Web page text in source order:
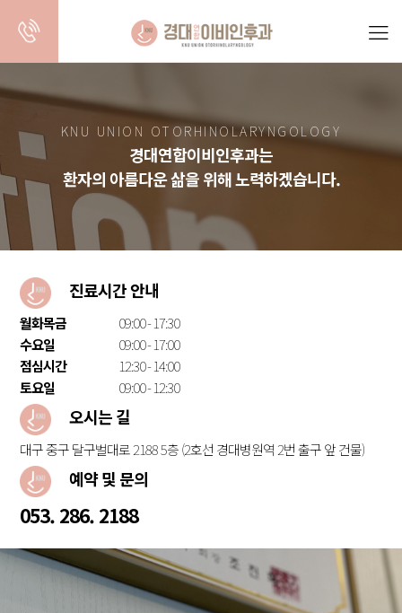
경대병원역
경대연합이비인후과
중구수면다원검사
경대연합이비인후과
대구양압기처방
대구코성형
KNU UNION OTORHINOLARYNGOLOGY
경대연합이비인후과는
환자의 아름다운 삶을 위해 노력하겠습니다.
진료시간 안내
월화목금
09:00 - 17:30
수요일
09:00 - 17:00
점심시간
12:30 - 14:00
토요일
09:00 - 12:30
오시는 길
대구 중구 달구벌대로 2188 5층(2호선 경대병원역 2번 출구 앞 건물)
예약 및 문의
053. 286. 2188